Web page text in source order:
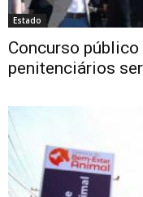
Estado
Concurso
penitenciários